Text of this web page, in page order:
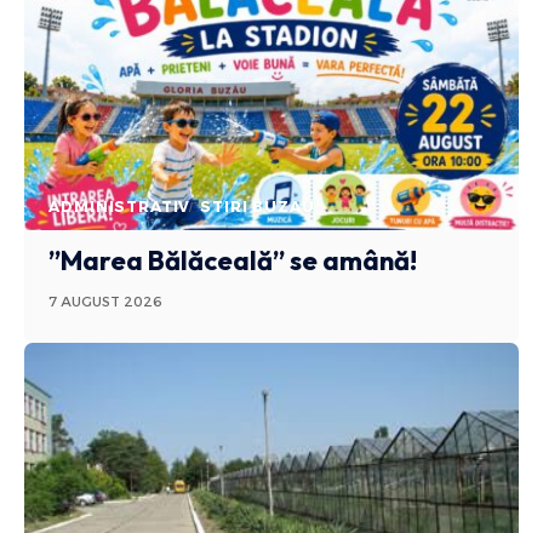
ADMINISTRATIV STIRI BUZAU
”Marea Bălăceală” se amână!
7 AUGUST 2026